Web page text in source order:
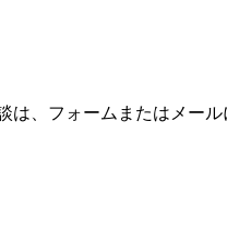
、フォームまたはメール